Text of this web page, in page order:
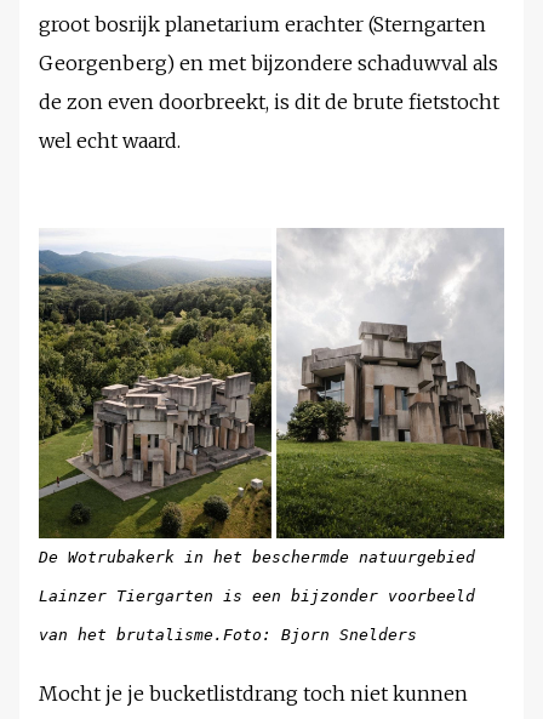
groot bosrijk planetarium erachter (Sterngarten
Georgenberg) en met bijzondere schaduwval als
de zon even doorbreekt, is dit de brute fietstocht
wel echt waard.
De Wotrubakerk in het beschermde natuurgebied
Lainzer Tiergarten is een bijzonder voorbeeld
van het brutalisme.Foto: Bjorn Snelders
Mocht je je bucketlistdrang toch niet kunnen